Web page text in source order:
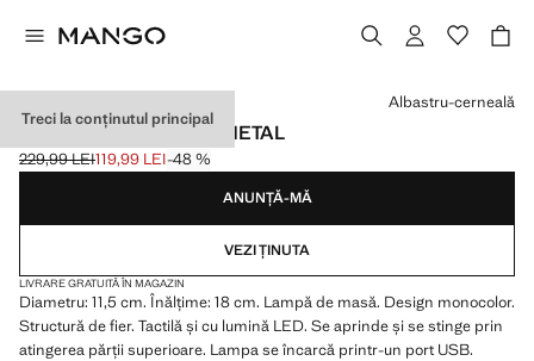
Treci la conținutul principal
LAMPĂ DE MASĂ DIN METAL
Preț inițial tăiat [229,99 LEI ]
229,99 LEI
Preț actual [119,99 LEI ]
119,99 LEI-48 %
Selectează o culoare
Albastru-cerneală
ANUNȚĂ-MĂ
VEZI ȚINUTA
LIVRARE GRATUITĂ ÎN MAGAZIN
Diametru: 11,5 cm. Înălțime: 18 cm. Lampă de masă. Design monocolor.
Structură de fier. Tactilă și cu lumină LED. Se aprinde și se stinge prin
atingerea părții superioare. Lampa se încarcă printr-un port USB.